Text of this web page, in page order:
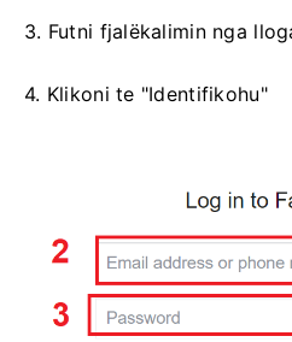
3. Futni fjalëkalimin nga
4. Klikoni te "Identifikohu"